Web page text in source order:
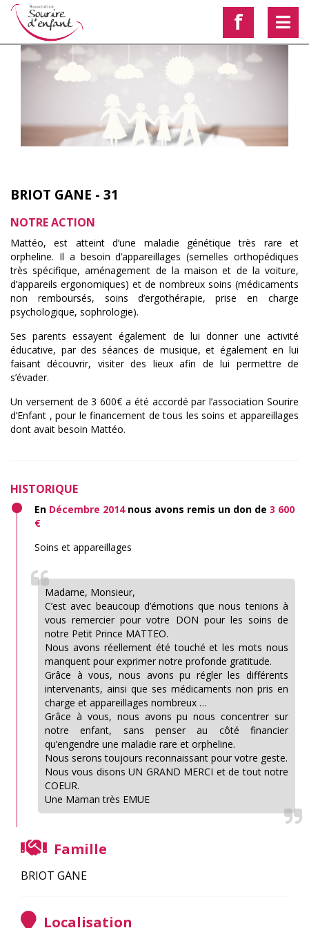
f
BRIOT GANE - 31
NOTRE ACTION
Mattéo, est atteint d’une maladie génétique très rare et
orpheline. Il a besoin d’appareillages (semelles orthopédiques
très spécifique, aménagement de la maison et de la voiture,
d’appareils ergonomiques) et de nombreux soins (médicaments
non remboursés, soins d’ergothérapie, prise en charge
psychologique, sophrologie).
Ses parents essayent également de lui donner une activité
éducative, par des séances de musique, et également en lui
faisant découvrir, visiter des lieux afin de lui permettre de
s’évader.
Un versement de 3 600€ a été accordé par l’association Sourire
d’Enfant , pour le financement de tous les soins et appareillages
dont avait besoin Mattéo.
HISTORIQUE
En Décembre 2014nous avons remis un don de 3 600
€
Soins et appareillages
Madame, Monsieur,
C’est avec beaucoup d’émotions que nous tenions à
vous remercier pour votre DON pour les soins de
notre Petit Prince MATTEO.
Nous avons réellement été touché et les mots nous
manquent pour exprimer notre profonde gratitude.
Grâce à vous, nous avons pu régler les différents
intervenants, ainsi que ses médicaments non pris en
charge et appareillages nombreux …
Grâce à vous, nous avons pu nous concentrer sur
notre enfant, sans penser au côté financier
qu’engendre une maladie rare et orpheline.
Nous serons toujours reconnaissant pour votre geste.
Nous vous disons UN GRAND MERCI et de tout notre
COEUR.
Une Maman très EMUE
Famille
BRIOT GANE
Localisation